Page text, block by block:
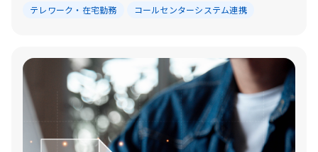
テレワーク・在宅勤務
コールセンターシステム連携